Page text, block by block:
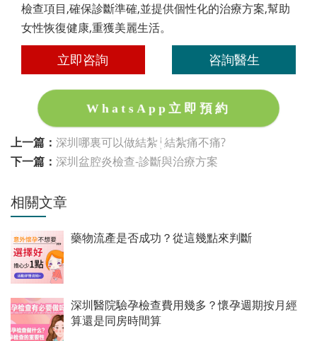
檢查項目,確保診斷準確,並提供個性化的治療方案,幫助
女性恢復健康,重獲美麗生活。
立即咨詢 咨詢醫生
WhatsApp立即預約
上一篇： 深圳哪裏可以做結紮|結紮痛不痛?
下一篇： 深圳盆腔炎檢查-診斷與治療方案
相關文章
藥物流產是否成功？從這幾點來判斷
深圳醫院驗孕檢查費用幾多？懷孕週期按月經
算還是同房時間算